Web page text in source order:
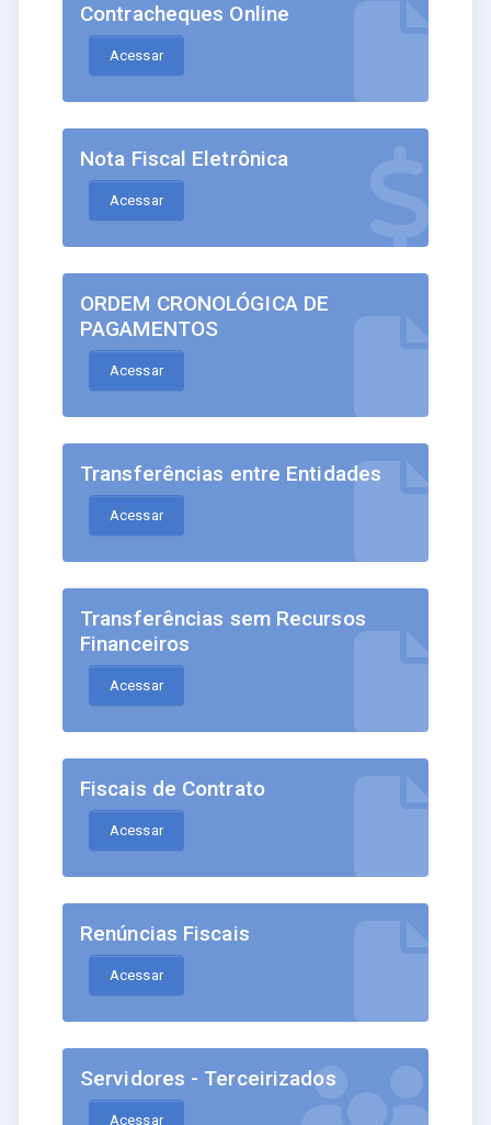
Contracheques Online
Acessar
Nota Fiscal Eletrônica
Acessar
ORDEM CRONOLÓGICA DE
PAGAMENTOS
Acessar
Transferências entre Entidades
Acessar
Transferências sem Recursos
Financeiros
Acessar
Fiscais de Contrato
Acessar
Renúncias Fiscais
Acessar
Servidores - Terceirizados
Acessar